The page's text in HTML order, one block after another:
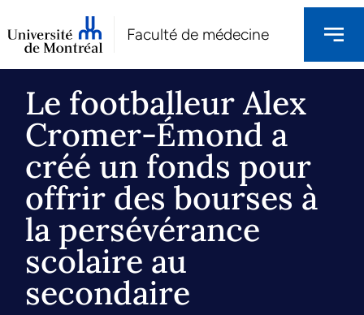
Faculté de médecine
Le footballeur Alex
Cromer-Émond a
créé un fonds pour
offrir des bourses à
la persévérance
scolaire au
secondaire